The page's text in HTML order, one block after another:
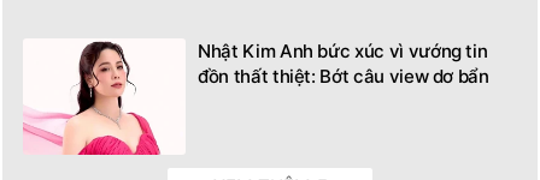
Nhật Kim Anh bức xúc vì vướng tin
đồn thất thiệt: Bớt câu view dơ bẩn